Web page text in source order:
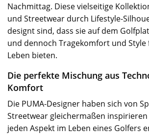
Nachmittag. Diese vielseitige
und Streetwear durch Lifestyle-
designt sind, dass sie auf dem
und dennoch Tragekomfort und Style
Leben bieten.
Die perfekte Mischung aus
Komfort
Die PUMA-Designer haben sich von
Streetwear gleichermaßen
jeden Aspekt im Leben eines Golfers